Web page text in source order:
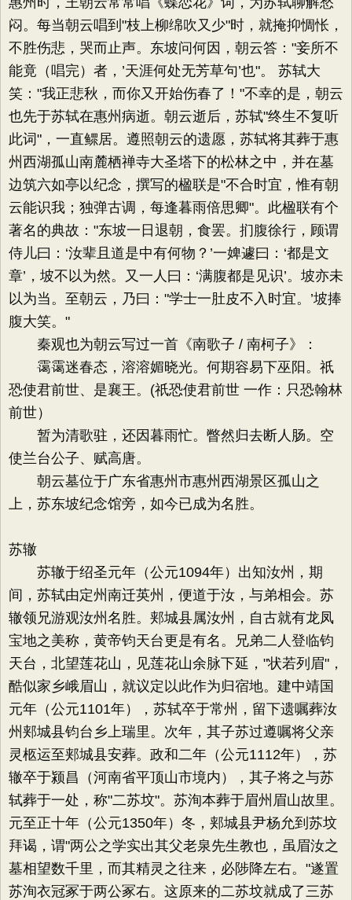
闷。每当朝云唱到"枝上柳绵吹又少"时，就掩抑惆怅，
不胜伤悲，哭而止声。东坡问何因，朝云答："妾所不
能竟（唱完）者，’天涯何处无芳草句’也"。 苏轼大
笑："我正悲秋，而你又开始伤春了！"不幸的是，朝云
也先于苏轼在惠州病逝。朝云逝后，苏轼"终生不复听
此词"，一直鳏居。遵照朝云的遗愿，苏轼将其葬于惠
州西湖孤山南麓栖禅寺大圣塔下的松林之中，并在墓
边筑六如亭以纪念，撰写的楹联是"不合时宜，惟有朝
云能识我；独弹古调，每逢暮雨倍思卿"。此楹联有个
著名的典故："东坡一日退朝，食罢。扪腹徐行，顾谓
侍儿曰：‘汝辈且道是中有何物？’一婢遽曰：‘都是文
章’，坡不以为然。又一人曰：‘满腹都是见识’。坡亦未
以为当。至朝云，乃曰："学士一肚皮不入时宜。’坡捧
腹大笑。"
秦观也为朝云写过一首《南歌子 / 南柯子》：
霭霭迷春态，溶溶媚晓光。何期容易下巫阳。祇
恐使君前世、是襄王。(祇恐使君前世 一作：只恐翰林
前世）
暂为清歌驻，还因暮雨忙。瞥然归去断人肠。空
使兰台公子、赋高唐。
朝云墓位于广东省惠州市惠州西湖景区孤山之
上，苏东坡纪念馆旁，如今已成为名胜。
苏辙
苏辙于绍圣元年（公元1094年）出知汝州，期
间，苏轼由定州南迁英州，便道于汝，与弟相会。苏
辙领兄游观汝州名胜。郏城县属汝州，自古就有龙凤
宝地之美称，黄帝钧天台更是有名。兄弟二人登临钧
天台，北望莲花山，见莲花山余脉下延，"状若列眉"，
酷似家乡峨眉山，就议定以此作为归宿地。建中靖国
元年（公元1101年），苏轼卒于常州，留下遗嘱葬汝
州郏城县钧台乡上瑞里。次年，其子苏过遵嘱将父亲
灵柩运至郏城县安葬。政和二年（公元1112年），苏
辙卒于颍昌（河南省平顶山市境内），其子将之与苏
轼葬于一处，称"二苏坟"。苏洵本葬于眉州眉山故里。
元至正十年（公元1350年）冬，郏城县尹杨允到苏坟
拜谒，谓"两公之学实出其父老泉先生教也，虽眉汝之
墓相望数千里，而其精灵之往来，必陟降左右。"遂置
苏洵衣冠冢于两公冢右。这原来的二苏坟就成了三苏